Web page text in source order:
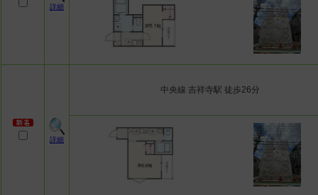
詳細
詳細
中央線 吉祥寺駅 徒歩26分